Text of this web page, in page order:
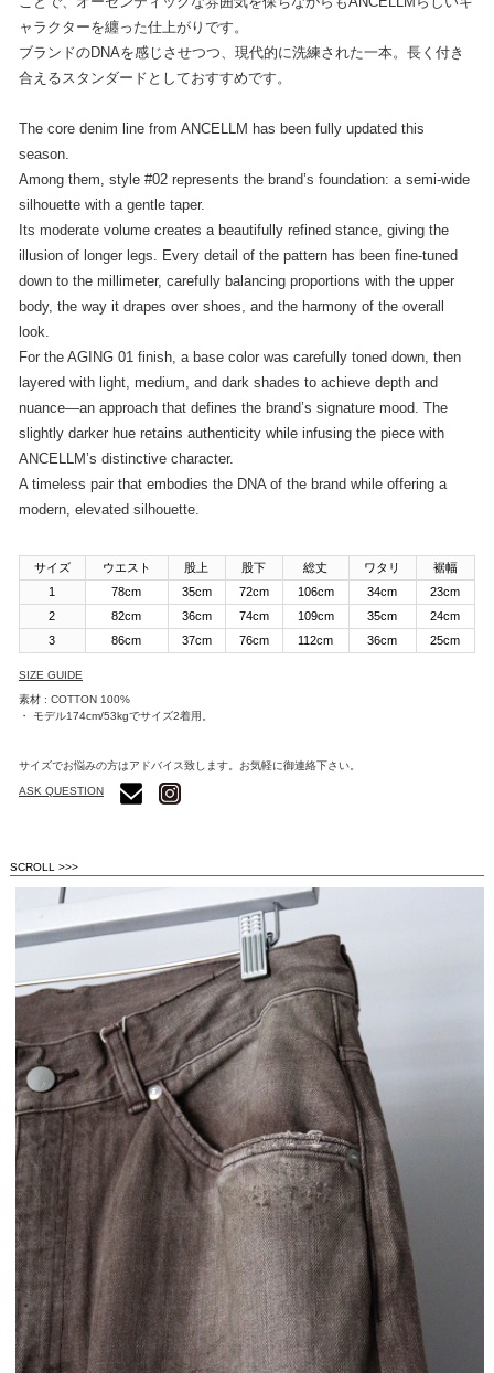
ャラクターを纏った仕上がりです。
ブランドのDNAを感じさせつつ、現代的に洗練された一本。長く付き
合えるスタンダードとしておすすめです。
The core denim line from ANCELLM has been fully updated this
season.
Among them, style #02 represents the brand’s foundation: a semi-wide
silhouette with a gentle taper.
Its moderate volume creates a beautifully refined stance, giving the
illusion of longer legs. Every detail of the pattern has been fine-tuned
down to the millimeter, carefully balancing proportions with the upper
body, the way it drapes over shoes, and the harmony of the overall
look.
For the AGING 01 finish, a base color was carefully toned down, then
layered with light, medium, and dark shades to achieve depth and
nuance—an approach that defines the brand’s signature mood. The
slightly darker hue retains authenticity while infusing the piece with
ANCELLM’s distinctive character.
A timeless pair that embodies the DNA of the brand while offering a
modern, elevated silhouette.
サイズ ウエスト 股上 股下 総丈 ワタリ
裾幅
1
78cm 35cm 72cm 106cm 34cm
23cm
2
82cm 36cm 74cm 109cm 35cm
24cm
3
86cm 37cm 76cm 112cm 36cm 25cm
SIZE GUIDE
素材 : COTTON 100%
・ モデル174cm/53kgでサイズ2着用。
サイズでお悩みの方はアドバイス致します。お気軽に御連絡下さい。
ASK QUESTION
SCROLL >>>